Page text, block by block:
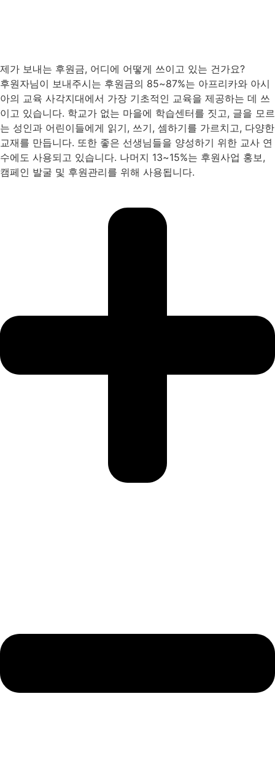
제가 보내는 후원금, 어디에 어떻게 쓰이고 있는 건가요?
후원자님이 보내주시는 후원금의 85~87%는 아프리카와 아시
아의 교육 사각지대에서 가장 기초적인 교육을 제공하는 데 쓰
이고 있습니다. 학교가 없는 마을에 학습센터를 짓고, 글을 모르
는 성인과 어린이들에게 읽기, 쓰기, 셈하기를 가르치고, 다양한
교재를 만듭니다. 또한 좋은 선생님들을 양성하기 위한 교사 연
수에도 사용되고 있습니다. 나머지 13~15%는 후원사업 홍보,
캠페인 발굴 및 후원관리를 위해 사용됩니다.